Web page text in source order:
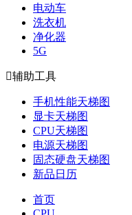
电动车
洗衣机
净化器
5G
辅助工具
手机性能天梯图
显卡天梯图
CPU天梯图
电源天梯图
固态硬盘天梯图
新品日历
首页